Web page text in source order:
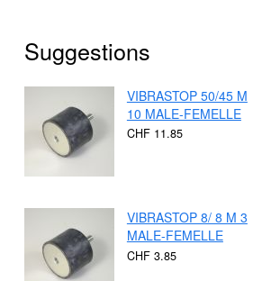
Suggestions
VIBRASTOP 50/45 M
10 MALE-FEMELLE
CHF 11.85
VIBRASTOP 8/ 8 M 3
MALE-FEMELLE
CHF 3.85